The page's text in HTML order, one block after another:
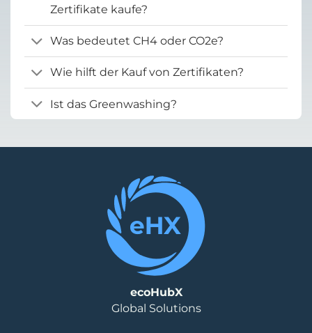
Zertifikate kaufe?
Was bedeutet CH4 oder CO2e?
Wie hilft der Kauf von Zertifikaten?
Ist das Greenwashing?
ecoHubX
Global Solutions